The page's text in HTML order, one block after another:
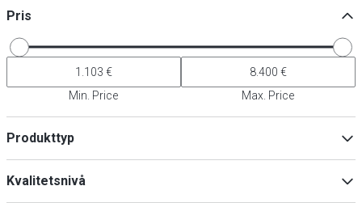
Pris
Min. Price Max. Price
Produkttyp
Tillbehör för kylapparater
Kvalitetsnivå